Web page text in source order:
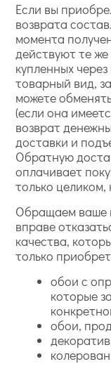
Если вы
возврата
момента
действуют те
купленных
товарный вид,
можете
(если она
возврат
доставки и
Обратную
оплачивает
только целиком,
Обращаем ваше
вправе
качества,
только
обои с
которые
обои,